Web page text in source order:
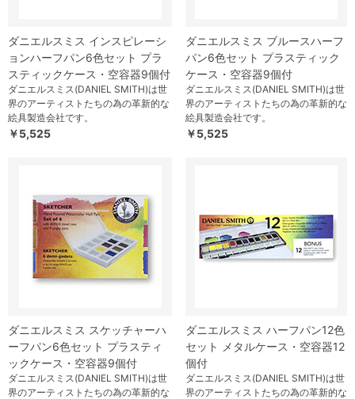
ダニエルスミス インスピレーシ
ョンハーフパン6色セット プラ
スティックケース・空容器9個付
ダニエルスミス(DANIEL SMITH)は世
界のアーティストたちの為の革新的な
絵具製造会社です。
￥5,525
ダニエルスミス ブルースハーフ
パン6色セット プラスティック
ケース・空容器9個付
ダニエルスミス(DANIEL SMITH)は世
界のアーティストたちの為の革新的な
絵具製造会社です。
￥5,525
ダニエルスミス スケッチャーハ
ーフパン6色セット プラスティ
ックケース・空容器9個付
ダニエルスミス(DANIEL SMITH)は世
界のアーティストたちの為の革新的な
ダニエルスミス ハーフパン12色
セット メタルケース・空容器12
個付
ダニエルスミス(DANIEL SMITH)は世
界のアーティストたちの為の革新的な